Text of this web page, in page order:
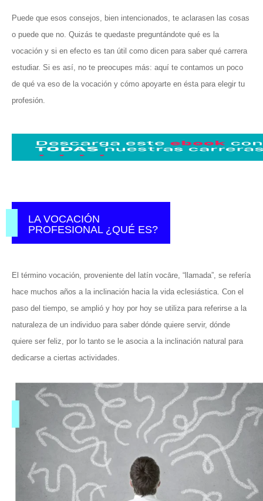
Puede que esos consejos, bien intencionados, te aclarasen las cosas
o puede que no. Quizás te quedaste preguntándote qué es la
vocación y si en efecto es tan útil como dicen para saber qué carrera
estudiar. Si es así, no te preocupes más: aquí te contamos un poco
de qué va eso de la vocación y cómo apoyarte en ésta para elegir tu
profesión.
LA VOCACIÓN
PROFESIONAL ¿QUÉ ES?
El término vocación, proveniente del latín vocāre, “llamada”, se refería
hace muchos años a la inclinación hacia la vida eclesiástica. Con el
paso del tiempo, se amplió y hoy por hoy se utiliza para referirse a la
naturaleza de un individuo para saber dónde quiere servir, dónde
quiere ser feliz, por lo tanto se le asocia a la inclinación natural para
dedicarse a ciertas actividades.